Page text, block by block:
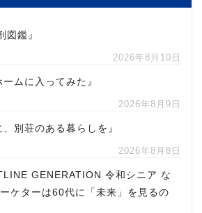
図鑑』
2026年8月10日
ームに入ってみた』
2026年8月9日
、別荘のある暮らしを』
2026年8月8日
GENERATION 令和シニア な
ケターは60代に「未来」を見るの